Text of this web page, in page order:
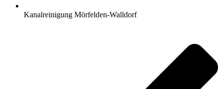
Kanalreinigung Mörfelden-Walldorf